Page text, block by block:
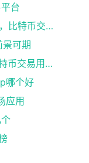
台
12年的时候怎么买比特币？安全便捷，比特币交易首选
可期
哪里能下载比特币软件下载？请问比特币交易用什么软件
哪个好
应用